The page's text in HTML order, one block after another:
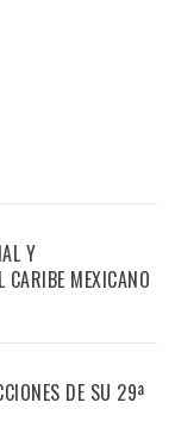
Y
MEXICANO
DE SU 29ª